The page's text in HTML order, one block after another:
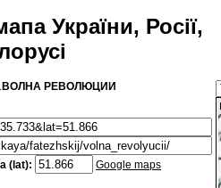
України, Росії,
ВОЛНА РЕВОЛЮЦИИ
(lat): Google maps